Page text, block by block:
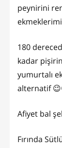
peynirini
180
kadar
yumurtalı
alternatif
Afiyet bal
Fırında